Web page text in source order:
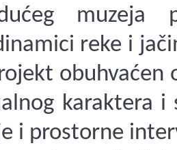
muzeja
reke i
obuhvaćen
karaktera i
i prostorne